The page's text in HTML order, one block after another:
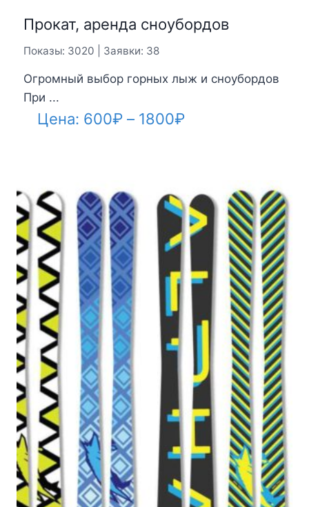
Прокат, аренда сноубордов
Показы: 3020 | Заявки: 38
Огромный выбор горных лыж и сноубордов
При ...
Цена: 600₽ – 1800₽Диапазон
1800₽